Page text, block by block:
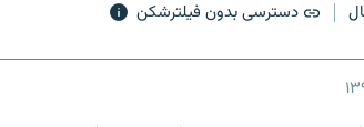
دسترسی بدون فیلترشکن